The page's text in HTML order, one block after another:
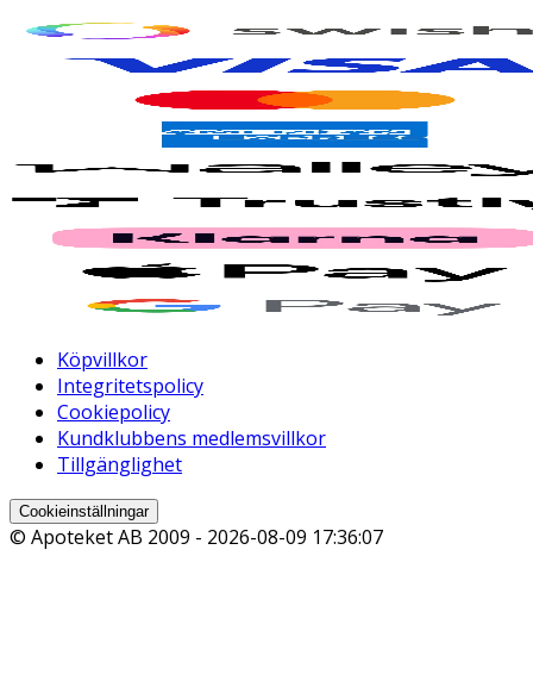
Köpvillkor
Integritetspolicy
Cookiepolicy
Kundklubbens medlemsvillkor
Tillgänglighet
Cookieinställningar
© Apoteket AB 2009 - 2026-08-09 17:36:07